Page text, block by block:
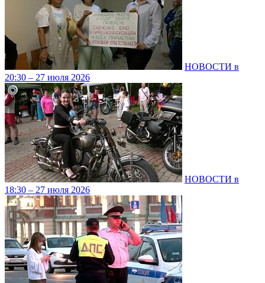
НОВОСТИ в
20:30 – 27 июля 2026
НОВОСТИ в
18:30 – 27 июля 2026